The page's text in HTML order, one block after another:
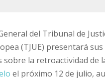
del Tribunal de
(TJUE) presentará sus
sobre la retroactividad de
el próximo 12 de julio,